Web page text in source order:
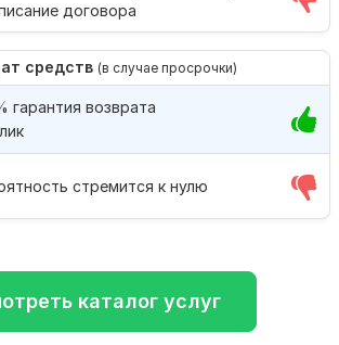
договора
средств (в случае просрочки)
стремится к нулю
гарантия возврата
каталог услуг